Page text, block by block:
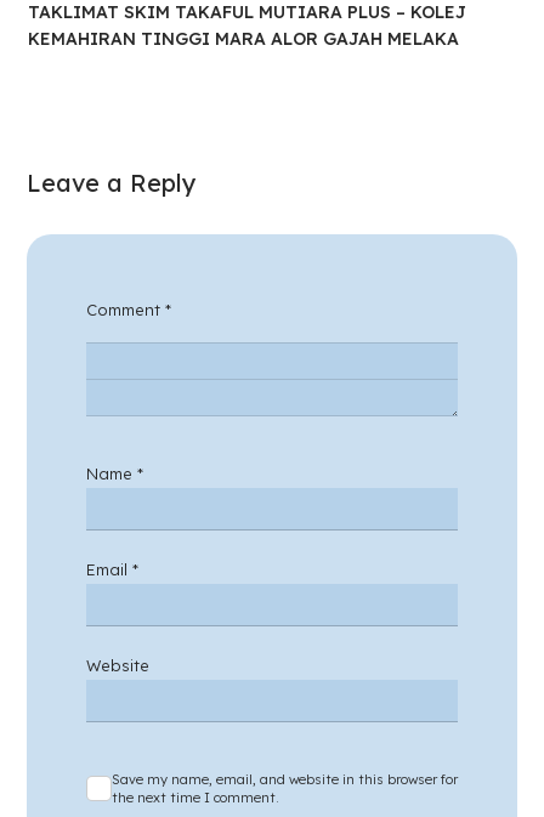
TAKLIMAT SKIM TAKAFUL MUTIARA PLUS – KOLEJ
KEMAHIRAN TINGGI MARA ALOR GAJAH MELAKA
Leave a Reply
Comment *
Name *
Email *
Website
Save my name, email, and website in this browser for
the next time I comment.